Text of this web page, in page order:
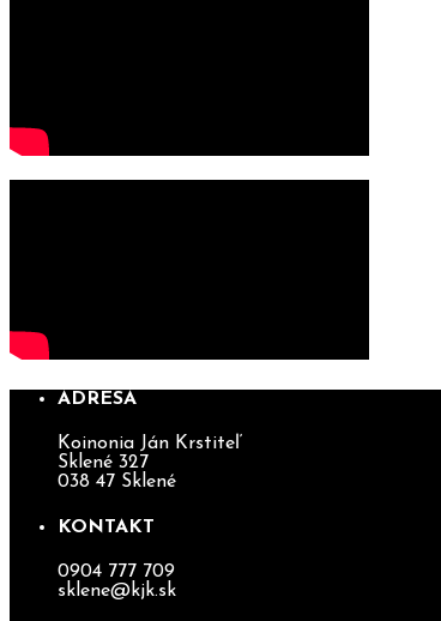
ADRESA
Koinonia Ján Krstiteľ
Sklené 327
038 47 Sklené
KONTAKT
0904 777 709
sklene@kjk.sk